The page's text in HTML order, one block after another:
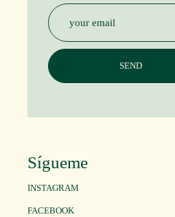
Sígueme
INSTAGRAM
FACEBOOK